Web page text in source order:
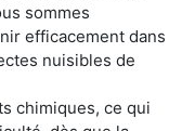
sommes
efficacement dans
nuisibles de
chimiques, ce qui